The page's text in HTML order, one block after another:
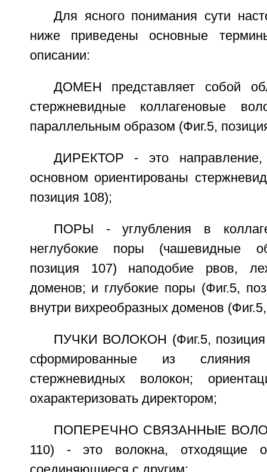
Для ясного понимания сути
ниже приведены основные
описании:
ДОМЕН представляет собой
стержневидные коллагеновые
параллельным образом (Фиг.5,
ДИРЕКТОР - это направление,
основном ориентированы
позиция 108);
ПОРЫ - углубления в
неглубокие поры (чашевидные
позиция 107) наподобие рвов,
доменов; и глубокие поры (Фиг.5,
внутри вихреобразных доменов
ПУЧКИ ВОЛОКОН (Фиг.5, позиция
сформированные из слияния
стержневидных волокон;
охарактеризовать директором;
ПОПЕРЕЧНО СВЯЗАННЫЕ
110) - это волокна, отходящие